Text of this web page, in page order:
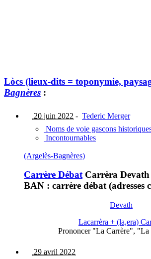
Lòcs (lieux-dits = toponymie,
Bagnères :
20 juin 2022 - Tederic Merger
Noms de voie gascons
Incontournables
(Argelès-Bagnères)
Carrère DébatCarrèra Devath
BAN : carrère débat (adresses
Devath
Lacarrèra + (la,era)
Prononcer "La Carrère", "La
29 avril 2022